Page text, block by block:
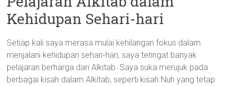
Kehidupan Sehari-hari
Setiap kali saya merasa mulai kehilangan fokus dalam
menjalani kehidupan sehari-hari, saya teringat banyak
pelajaran berharga dari Alkitab. Saya suka merujuk pada
berbagai kisah dalam Alkitab, seperti kisah Nuh yang tetap